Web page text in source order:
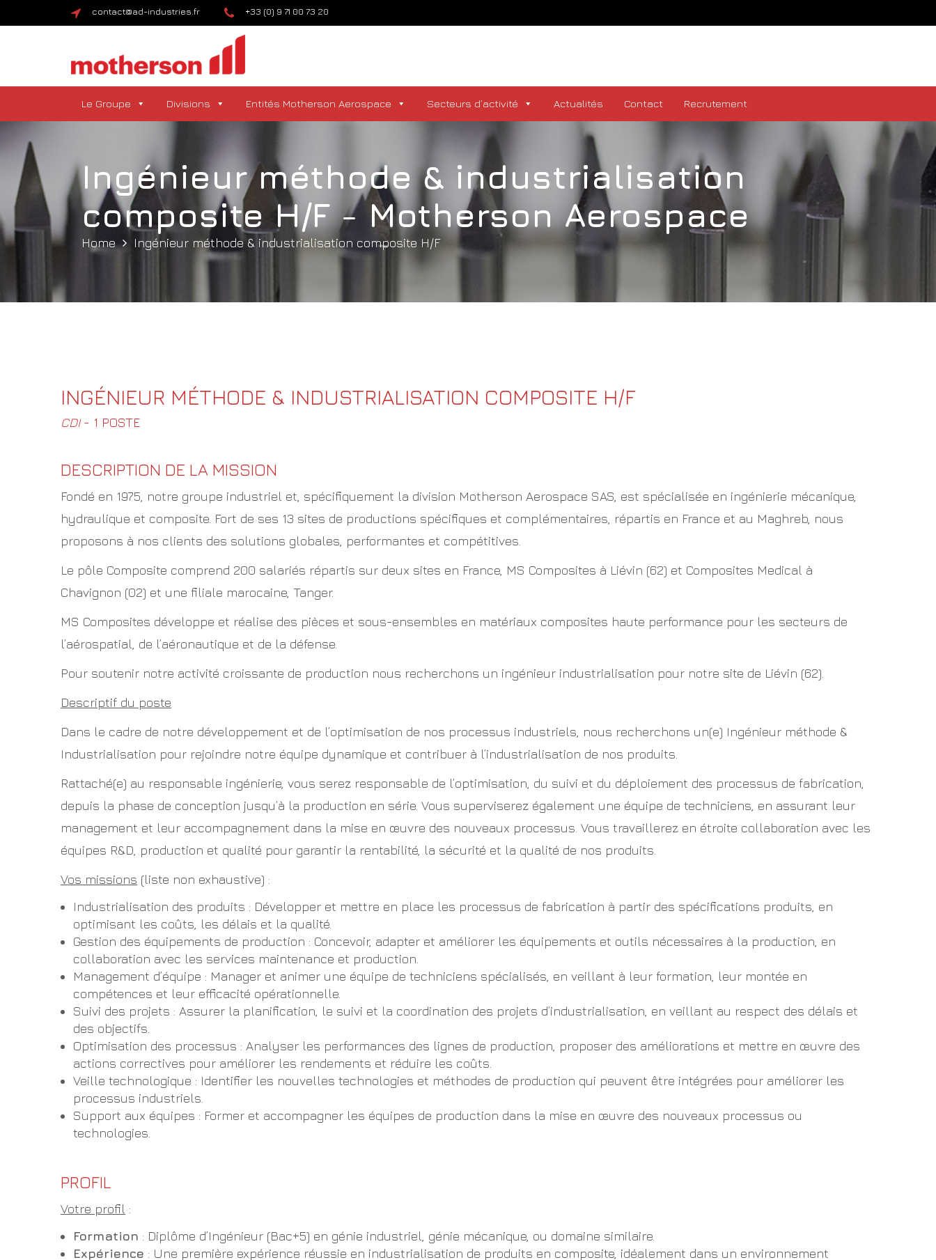
contact@ad-industries.fr +33 (0) 9 71 00 73 20
Le Groupe Divisions Entités Motherson Aerospace Secteurs d’activité Actualités Contact Recrutement
Ingénieur méthode & industrialisation
composite H/F - Motherson Aerospace
Home Ingénieur méthode & industrialisation composite H/F
INGÉNIEUR MÉTHODE & INDUSTRIALISATION COMPOSITE H/F
CDI- 1 POSTE
DESCRIPTION DE LA MISSION
Fondé en 1975, notre groupe industriel et, spécifiquement la division Motherson Aerospace SAS, est spécialisée en ingénierie mécanique,
hydraulique et composite. Fort de ses 13 sites de productions spécifiques et complémentaires, répartis en France et au Maghreb, nous
proposons à nos clients des solutions globales, performantes et compétitives.
Le pôle Composite comprend 200 salariés répartis sur deux sites en France, MS Composites à Liévin (62) et Composites Medical à
Chavignon (02) et une filiale marocaine, Tanger.
MS Composites développe et réalise des pièces et sous-ensembles en matériaux composites haute performance pour les secteurs de
l’aérospatial, de l’aéronautique et de la défense.
Pour soutenir notre activité croissante de production nous recherchons un ingénieur industrialisation pour notre site de Liévin (62).
Descriptif du poste
Dans le cadre de notre développement et de l’optimisation de nos processus industriels, nous recherchons un(e) Ingénieur méthode &
Industrialisation pour rejoindre notre équipe dynamique et contribuer à l’industrialisation de nos produits.
Rattaché(e) au responsable ingénierie, vous serez responsable de l’optimisation, du suivi et du déploiement des processus de fabrication,
depuis la phase de conception jusqu’à la production en série. Vous superviserez également une équipe de techniciens, en assurant leur
management et leur accompagnement dans la mise en œuvre des nouveaux processus. Vous travaillerez en étroite collaboration avec les
équipes R&D, production et qualité pour garantir la rentabilité, la sécurité et la qualité de nos produits.
Vos missions (liste non exhaustive) :
Industrialisation des produits : Développer et mettre en place les processus de fabrication à partir des spécifications produits, en
optimisant les coûts, les délais et la qualité.
Gestion des équipements de production : Concevoir, adapter et améliorer les équipements et outils nécessaires à la production, en
collaboration avec les services maintenance et production.
Management d’équipe : Manager et animer une équipe de techniciens spécialisés, en veillant à leur formation, leur montée en
compétences et leur efficacité opérationnelle.
Suivi des projets : Assurer la planification, le suivi et la coordination des projets d’industrialisation, en veillant au respect des délais et
des objectifs.
Optimisation des processus : Analyser les performances des lignes de production, proposer des améliorations et mettre en œuvre des
actions correctives pour améliorer les rendements et réduire les coûts.
Veille technologique : Identifier les nouvelles technologies et méthodes de production qui peuvent être intégrées pour améliorer les
processus industriels.
Support aux équipes : Former et accompagner les équipes de production dans la mise en œuvre des nouveaux processus ou
technologies.
PROFIL
Votre profil :
Formation : Diplôme d’Ingénieur (Bac+5) en génie industriel, génie mécanique, ou domaine similaire.
Expérience : Une première expérience réussie en industrialisation de produits en composite, idéalement dans un environnement